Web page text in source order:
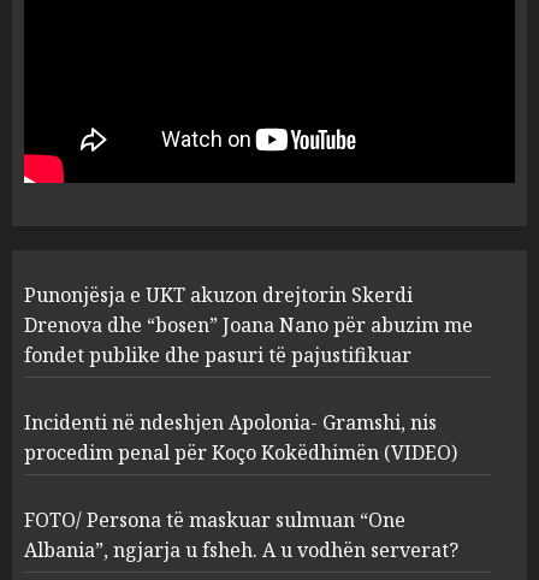
1
“bosen” Joana Nano për
abuzim me fondet publike dhe
pasuri të pajustifikuar
2
Apolonia- Gramshi, nis
procedim penal për Koço
Kokëdhimën (VIDEO)
MARCH 27, 2025
3
FOTO/ Persona të maskuar
sulmuan “One Albania”,
ngjarja u fsheh. A u vodhën
serverat?
MARCH 25, 2025
Punonjësja e UKT akuzon drejtorin Skerdi
Drenova dhe “bosen” Joana Nano për abuzim me
fondet publike dhe pasuri të pajustifikuar
Incidenti në ndeshjen Apolonia- Gramshi, nis
procedim penal për Koço Kokëdhimën (VIDEO)
FOTO/ Persona të maskuar sulmuan “One
Albania”, ngjarja u fsheh. A u vodhën serverat?